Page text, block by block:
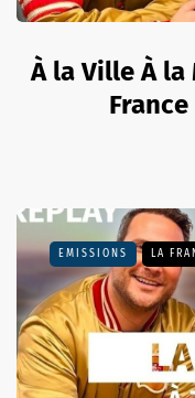
À la Ville À
EMISSIONS LA